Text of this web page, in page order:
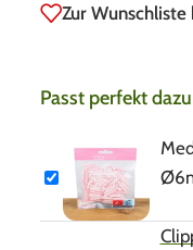
Zur Wunschliste
Passt perfekt